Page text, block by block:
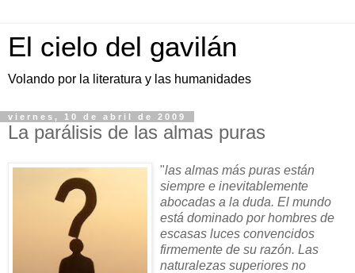
El cielo del gavilán
Volando por la literatura y las humanidades
viernes, 10 de abril de 2009
La parálisis de las almas puras
"las almas más puras están
siempre e inevitablemente
abocadas a la duda. El mundo
está dominado por hombres de
escasas luces convencidos
firmemente de su razón. Las
naturalezas superiores no